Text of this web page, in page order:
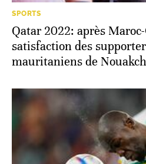
SPORTS
Qatar 2022: après
satisfaction des
mauritaniens de